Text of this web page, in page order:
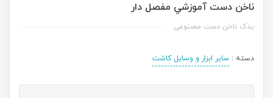
ناخن دست آموزشي مفصل دار
یدک ناخن دست مصنوعی
دسته : سایر ابزار و وسایل کاشت